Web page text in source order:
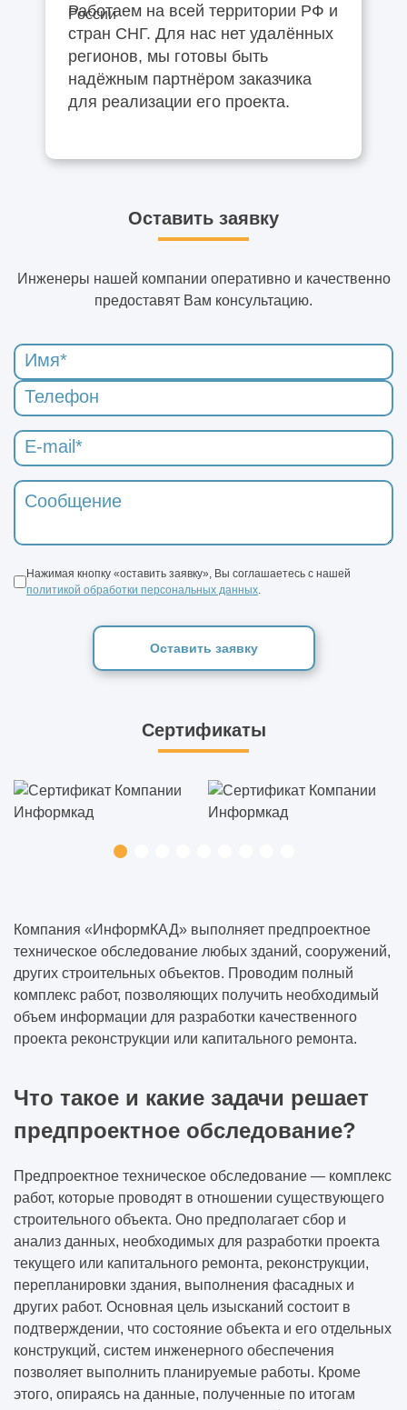
Работаем на всей территории РФ и
стран СНГ. Для нас нет удалённых
регионов, мы готовы быть
надёжным партнёром заказчика
для реализации его проекта.
Оставить заявку
Инженеры нашей компании оперативно и качественно
предоставят Вам консультацию.
Нажимая кнопку «оставить заявку», Вы соглашаетесь с нашей
политикой обработки персональных данных.
Оставить заявку
Сертификаты
Компания «ИнформКАД» выполняет предпроектное
техническое обследование любых зданий, сооружений,
других строительных объектов. Проводим полный
комплекс работ, позволяющих получить необходимый
объем информации для разработки качественного
проекта реконструкции или капитального ремонта.
Что такое и какие задачи решает
предпроектное обследование?
Предпроектное техническое обследование — комплекс
работ, которые проводят в отношении существующего
строительного объекта. Оно предполагает сбор и
анализ данных, необходимых для разработки проекта
текущего или капитального ремонта, реконструкции,
перепланировки здания, выполнения фасадных и
других работ. Основная цель изысканий состоит в
подтверждении, что состояние объекта и его отдельных
конструкций, систем инженерного обеспечения
позволяет выполнить планируемые работы. Кроме
этого, опираясь на данные, полученные по итогам